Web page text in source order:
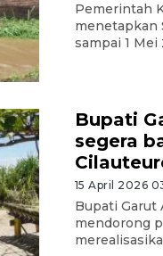
Pemerintah
menetapkan
sampai 1
Bupati
segera
15 April 2026
Bupati Garut
mendorong